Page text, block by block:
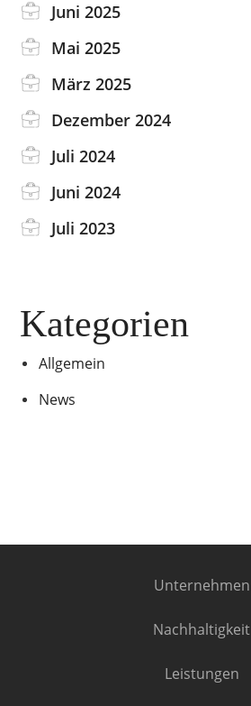
Juni 2025
Mai 2025
März 2025
Dezember 2024
Juli 2024
Juni 2024
Juli 2023
Kategorien
Allgemein
News
Unternehmen
Nachhaltigkeit
Leistungen